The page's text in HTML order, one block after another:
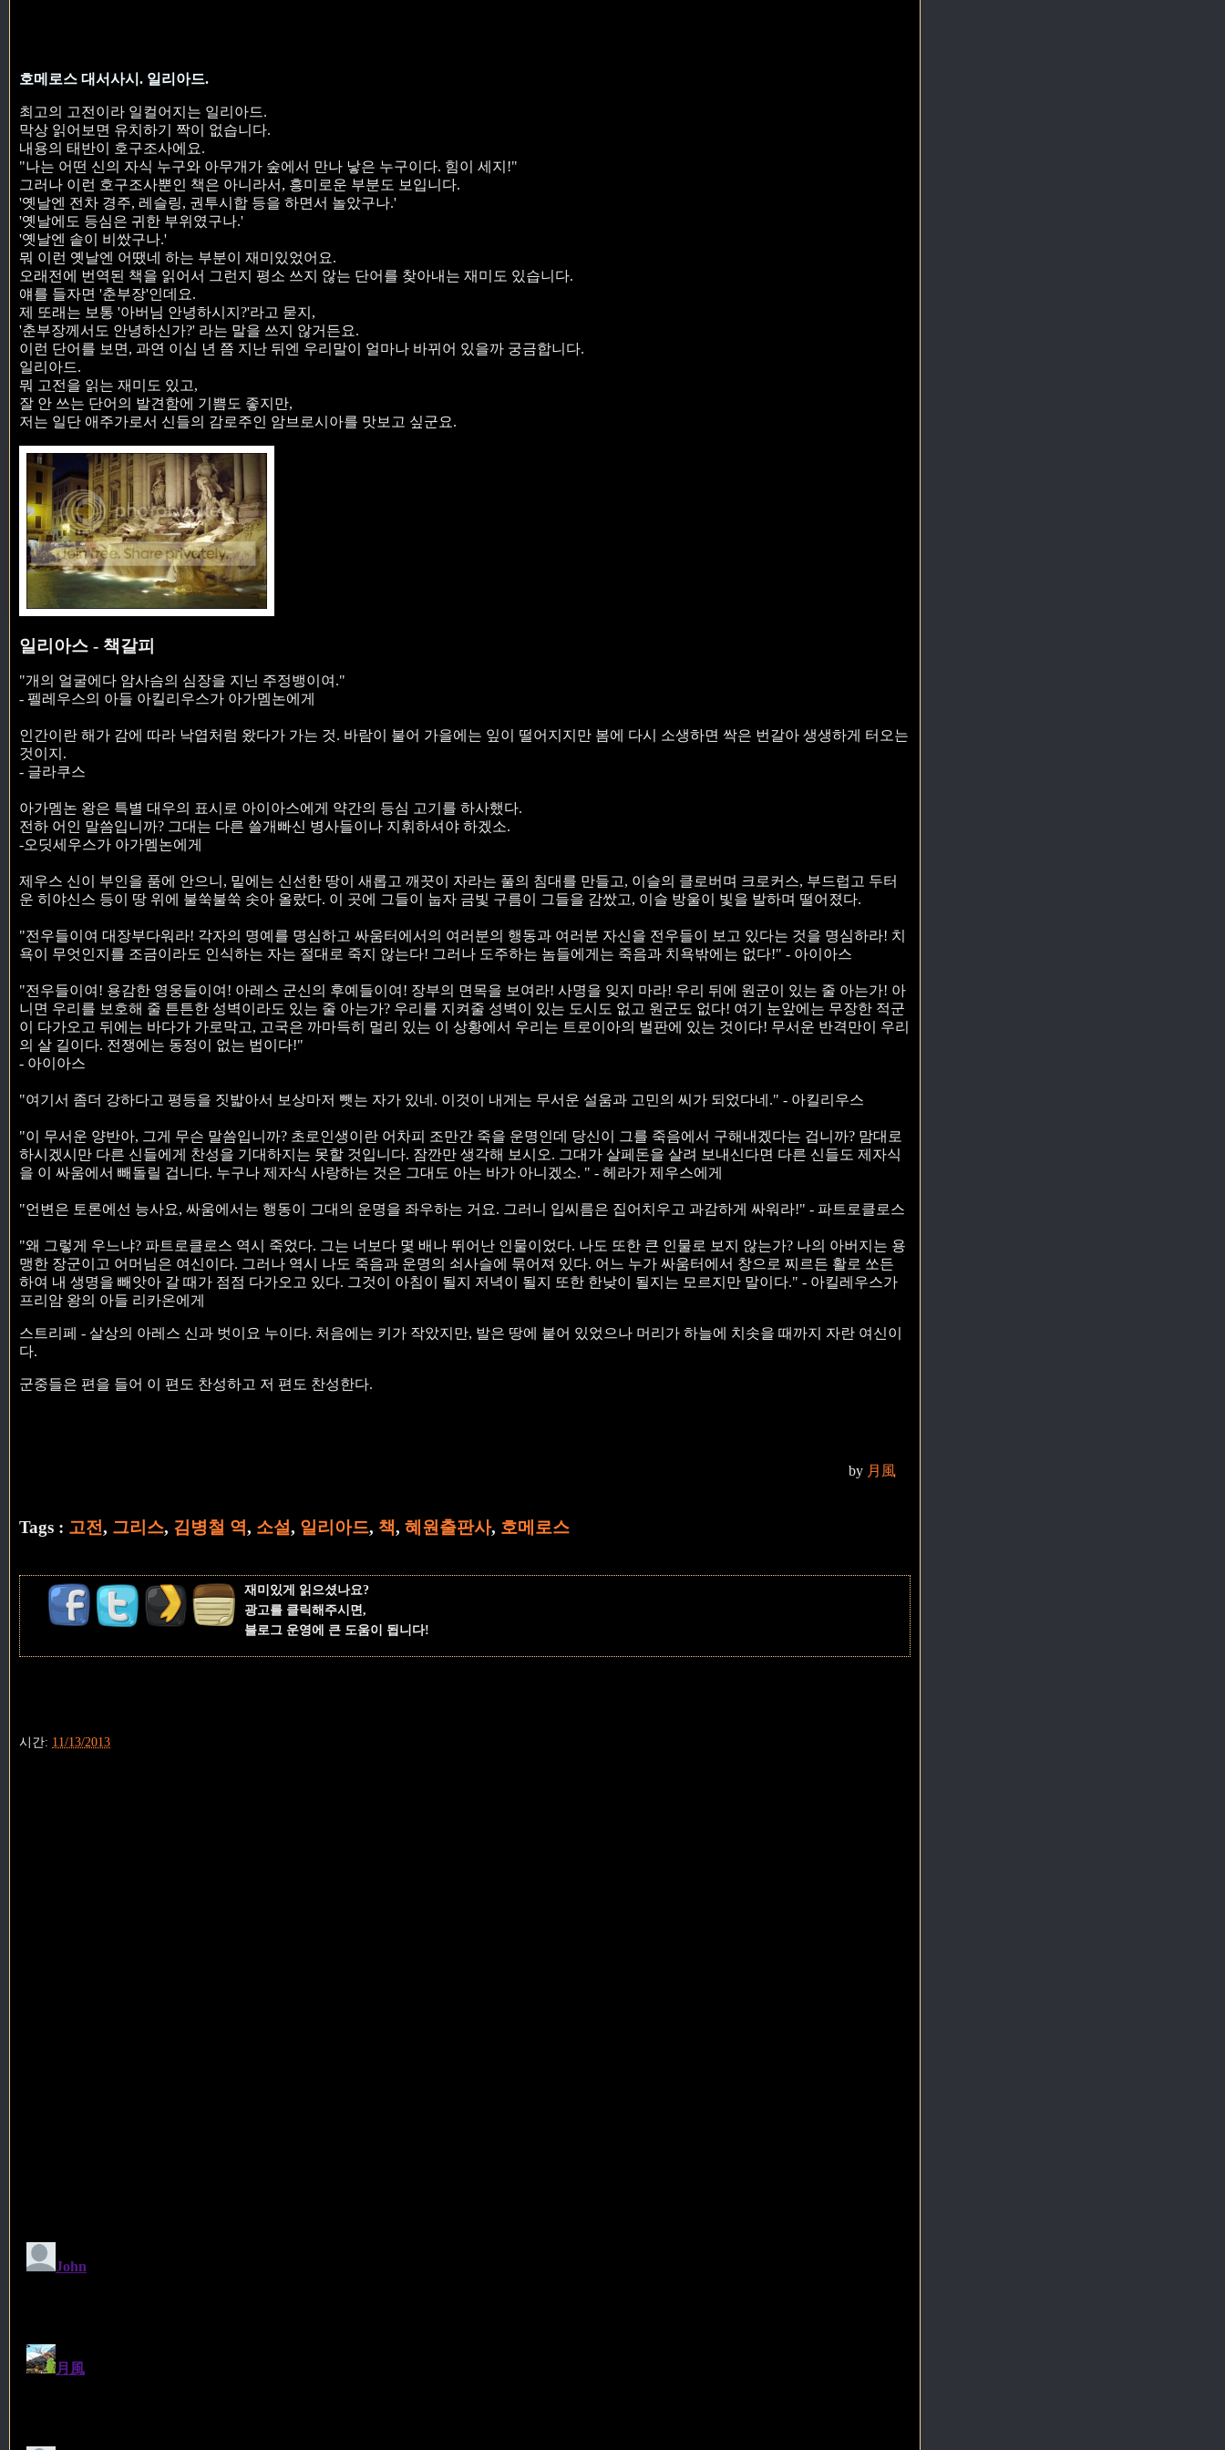
호메로스 대서사시. 일리아드.
최고의 고전이라 일컬어지는 일리아드.
막상 읽어보면 유치하기 짝이 없습니다.
내용의 태반이 호구조사에요.
"나는 어떤 신의 자식 누구와 아무개가 숲에서 만나 낳은 누구이다. 힘이 세지!"
그러나 이런 호구조사뿐인 책은 아니라서, 흥미로운 부분도 보입니다.
'옛날엔 전차 경주, 레슬링, 권투시합 등을 하면서 놀았구나.'
'옛날에도 등심은 귀한 부위였구나.'
'옛날엔 솥이 비쌌구나.'
뭐 이런 옛날엔 어땠네 하는 부분이 재미있었어요.
오래전에 번역된 책을 읽어서 그런지 평소 쓰지 않는 단어를 찾아내는 재미도 있습니다.
얘를 들자면 '춘부장'인데요.
제 또래는 보통 '아버님 안녕하시지?'라고 묻지,
'춘부장께서도 안녕하신가?' 라는 말을 쓰지 않거든요.
이런 단어를 보면, 과연 이십 년 쯤 지난 뒤엔 우리말이 얼마나 바뀌어 있을까 궁금합니다.
일리아드.
뭐 고전을 읽는 재미도 있고,
잘 안 쓰는 단어의 발견함에 기쁨도 좋지만,
저는 일단 애주가로서 신들의 감로주인 암브로시아를 맛보고 싶군요.
일리아스 - 책갈피
"개의 얼굴에다 암사슴의 심장을 지닌 주정뱅이여."
- 펠레우스의 아들 아킬리우스가 아가멤논에게
인간이란 해가 감에 따라 낙엽처럼 왔다가 가는 것. 바람이 불어 가을에는 잎이 떨어지지만 봄에 다시 소생하면 싹은 번갈아 생생하게 터오는
것이지.
- 글라쿠스
아가멤논 왕은 특별 대우의 표시로 아이아스에게 약간의 등심 고기를 하사했다.
전하 어인 말씀입니까? 그대는 다른 쓸개빠신 병사들이나 지휘하셔야 하겠소.
-오딧세우스가 아가멤논에게
제우스 신이 부인을 품에 안으니, 밑에는 신선한 땅이 새롭고 깨끗이 자라는 풀의 침대를 만들고, 이슬의 클로버며 크로커스, 부드럽고 두터
운 히야신스 등이 땅 위에 불쑥불쑥 솟아 올랐다. 이 곳에 그들이 눕자 금빛 구름이 그들을 감쌌고, 이슬 방울이 빛을 발하며 떨어졌다.
"전우들이여 대장부다워라! 각자의 명예를 명심하고 싸움터에서의 여러분의 행동과 여러분 자신을 전우들이 보고 있다는 것을 명심하라! 치
욕이 무엇인지를 조금이라도 인식하는 자는 절대로 죽지 않는다! 그러나 도주하는 놈들에게는 죽음과 치욕밖에는 없다!" - 아이아스
"전우들이여! 용감한 영웅들이여! 아레스 군신의 후예들이여! 장부의 면목을 보여라! 사명을 잊지 마라! 우리 뒤에 원군이 있는 줄 아는가! 아
니면 우리를 보호해 줄 튼튼한 성벽이라도 있는 줄 아는가? 우리를 지켜줄 성벽이 있는 도시도 없고 원군도 없다! 여기 눈앞에는 무장한 적군
이 다가오고 뒤에는 바다가 가로막고, 고국은 까마득히 멀리 있는 이 상황에서 우리는 트로이아의 벌판에 있는 것이다! 무서운 반격만이 우리
의 살 길이다. 전쟁에는 동정이 없는 법이다!"
- 아이아스
"여기서 좀더 강하다고 평등을 짓밟아서 보상마저 뺏는 자가 있네. 이것이 내게는 무서운 설움과 고민의 씨가 되었다네." - 아킬리우스
"이 무서운 양반아, 그게 무슨 말씀입니까? 초로인생이란 어차피 조만간 죽을 운명인데 당신이 그를 죽음에서 구해내겠다는 겁니까? 맘대로
하시겠시만 다른 신들에게 찬성을 기대하지는 못할 것입니다. 잠깐만 생각해 보시오. 그대가 살페돈을 살려 보내신다면 다른 신들도 제자식
을 이 싸움에서 빼돌릴 겁니다. 누구나 제자식 사랑하는 것은 그대도 아는 바가 아니겠소. " - 헤라가 제우스에게
"언변은 토론에선 능사요, 싸움에서는 행동이 그대의 운명을 좌우하는 거요. 그러니 입씨름은 집어치우고 과감하게 싸워라!" - 파트로클로스
"왜 그렇게 우느냐? 파트로클로스 역시 죽었다. 그는 너보다 몇 배나 뛰어난 인물이었다. 나도 또한 큰 인물로 보지 않는가? 나의 아버지는 용
맹한 장군이고 어머님은 여신이다. 그러나 역시 나도 죽음과 운명의 쇠사슬에 묶어져 있다. 어느 누가 싸움터에서 창으로 찌르든 활로 쏘든
하여 내 생명을 빼앗아 갈 때가 점점 다가오고 있다. 그것이 아침이 될지 저녁이 될지 또한 한낮이 될지는 모르지만 말이다." - 아킬레우스가
프리암 왕의 아들 리카온에게
스트리페 - 살상의 아레스 신과 벗이요 누이다. 처음에는 키가 작았지만, 발은 땅에 붙어 있었으나 머리가 하늘에 치솟을 때까지 자란 여신이
다.
군중들은 편을 들어 이 편도 찬성하고 저 편도 찬성한다.
by 月風
Tags : 고전, 그리스, 김병철 역, 소설, 일리아드, 책, 혜원출판사, 호메로스
재미있게 읽으셨나요?
광고를 클릭해주시면,
블로그 운영에 큰 도움이 됩니다!
시간: 11/13/2013